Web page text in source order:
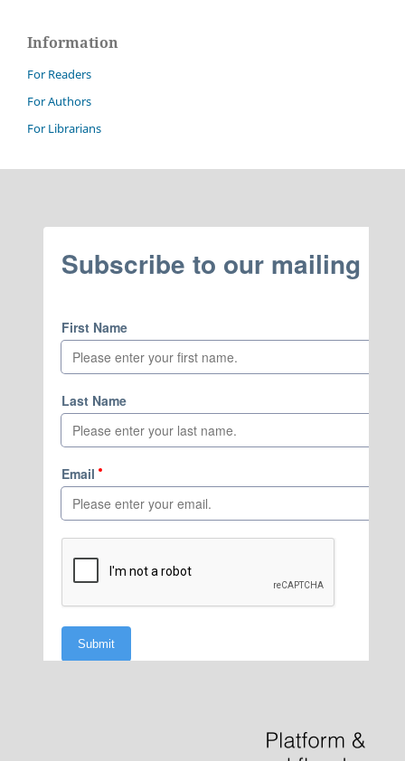
Information
For Readers
For Authors
For Librarians